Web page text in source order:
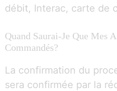
débit, Interac, carte de
Quand Saurai-Je Que Mes
Commandés?
La confirmation du
sera confirmée par la